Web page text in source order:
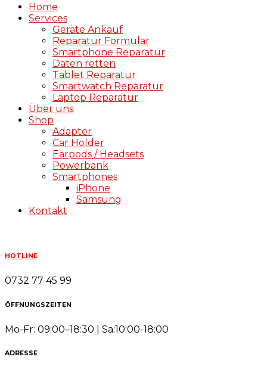
Home
Services
Geräte Ankauf
Reparatur Formular
Smartphone Reparatur
Daten retten
Tablet Reparatur
Smartwatch Reparatur
Laptop Reparatur
Über uns
Shop
Adapter
Car Holder
Earpods / Headsets
Powerbank
Smartphones
iPhone
Samsung
Kontakt
HOTLINE
0732 77 45 99
ÖFFNUNGSZEITEN
Mo-Fr: 09:00–18:30 | Sa:10:00-18:00
ADRESSE